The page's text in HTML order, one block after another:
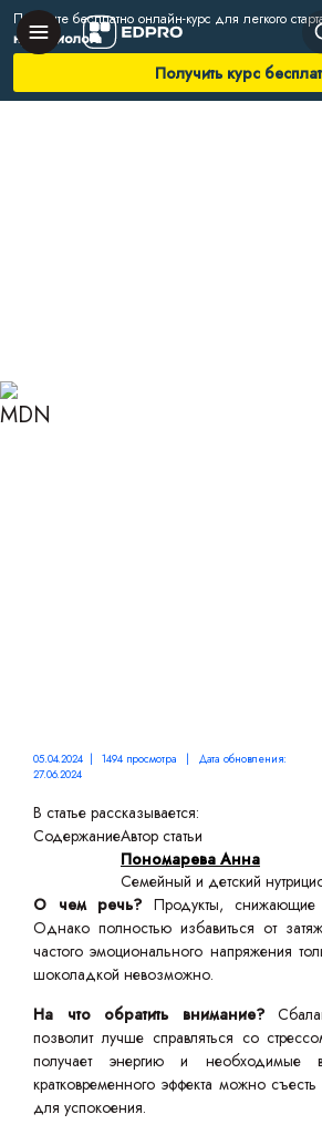
Получите бесплатно онлайн-курс для легкого
нутрициолога
Получить курс
05.04.2024 | 1494 просмотра | Дата обновления:
27.06.2024
В статье рассказывается:
СодержаниеАвтор статьи
Пономарева Анна
Семейный и детский
О чем речь? Продукты,
Однако полностью избавиться от
частого эмоционального напряжения
шоколадкой невозможно.
На что обратить внимание?
позволит лучше справляться со
получает энергию и необходимые
кратковременного эффекта можно
для успокоения.